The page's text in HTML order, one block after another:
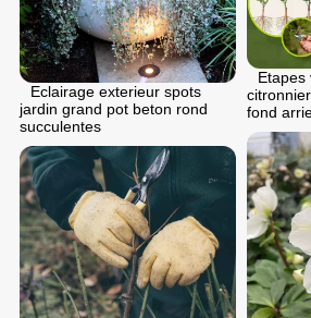
Eclairage exterieur spots
jardin grand pot beton rond
succulentes
Etapes
fond